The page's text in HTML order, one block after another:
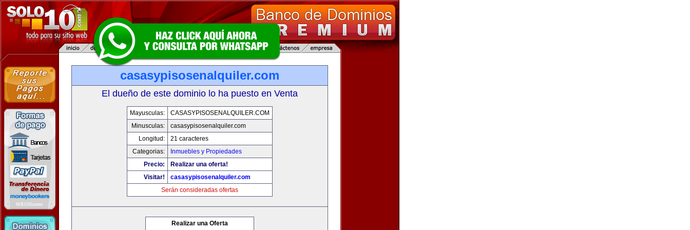
casasypisosenalquiler.com
El dueño de este dominio lo ha puesto en Venta
Mayusculas:
CASASYPISOSENALQUILER.COM
Minusculas:
casasypisosenalquiler.com
Longitud:
21 caracteres
Categorias:
Inmuebles y Propiedades
Precio:
Realizar una oferta!
Visitar!
casasypisosenalquiler.com
Serán consideradas ofertas
Realizar una Oferta